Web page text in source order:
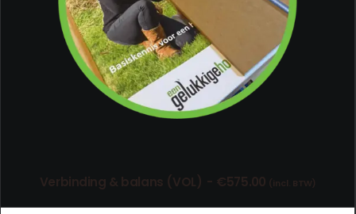
Verbinding & balans (VOL) €575.00 (incl. BTW)